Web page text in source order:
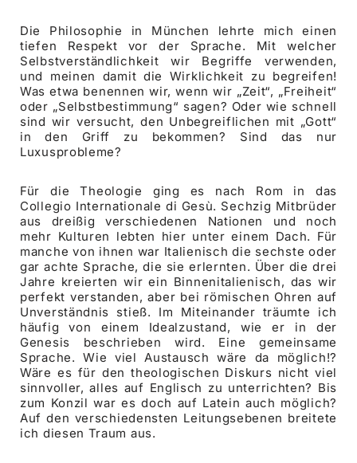
Die Philosophie in München lehrte mich einen
tiefen Respekt vor der Sprache. Mit welcher
Selbstverständlichkeit wir Begriffe verwenden,
und meinen damit die Wirklichkeit zu begreifen!
Was etwa benennen wir, wenn wir „Zeit“, „Freiheit“
oder „Selbstbestimmung“ sagen? Oder wie schnell
sind wir versucht, den Unbegreiflichen mit „Gott“
in den Griff zu bekommen? Sind das nur
Luxusprobleme?
Für die Theologie ging es nach Rom in das
Collegio Internationale di Gesù. Sechzig Mitbrüder
aus dreißig verschiedenen Nationen und noch
mehr Kulturen lebten hier unter einem Dach. Für
manche von ihnen war Italienisch die sechste oder
gar achte Sprache, die sie erlernten. Über die drei
Jahre kreierten wir ein Binnenitalienisch, das wir
perfekt verstanden, aber bei römischen Ohren auf
Unverständnis stieß. Im Miteinander träumte ich
häufig von einem Idealzustand, wie er in der
Genesis beschrieben wird. Eine gemeinsame
Sprache. Wie viel Austausch wäre da möglich!?
Wäre es für den theologischen Diskurs nicht viel
sinnvoller, alles auf Englisch zu unterrichten? Bis
zum Konzil war es doch auf Latein auch möglich?
Auf den verschiedensten Leitungsebenen breitete
ich diesen Traum aus.